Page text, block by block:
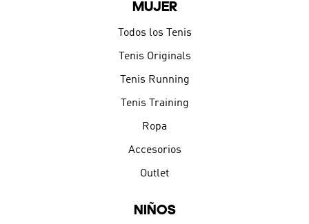
MUJER
Todos los Tenis
Tenis Originals
Tenis Running
Tenis Training
Ropa
Accesorios
Outlet
NIÑOS